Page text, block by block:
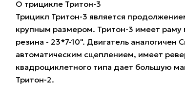
О трицикле Тритон-3
Трицикл Тритон-3 является
крупным размером. Тритон-3 имеет раму
резина - 23*7-10". Двигатель аналогичен
автоматическим сцеплением, имеет
квадроциклетного типа дает большую
Тритон-2.